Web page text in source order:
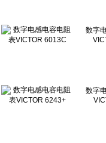
数字
数字